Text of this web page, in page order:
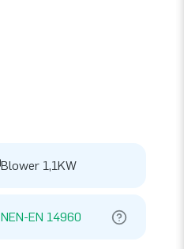
Blower 1,1KW
NEN-EN 14960